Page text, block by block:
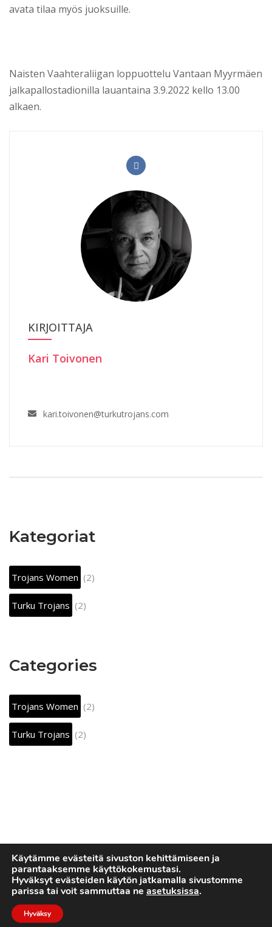
avata tilaa myös juoksuille.
Naisten Vaahteraliigan loppuottelu Vantaan Myyrmäen
jalkapallostadionilla lauantaina 3.9.2022 kello 13.00
alkaen.
KIRJOITTAJA
Kari Toivonen
kari.toivonen@turkutrojans.com
Kategoriat
Trojans Women (2)
Turku Trojans (2)
Categories
Trojans Women (2)
Turku Trojans (2)
Käytämme evästeitä sivuston kehittämiseen ja
parantaaksemme käyttökokemustasi.
Hyväksyt evästeiden käytön jatkamalla sivustomme
parissa tai voit sammuttaa ne asetuksissa.
Hyväksy